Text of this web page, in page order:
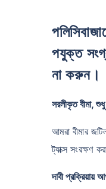
পলিসিবাজারের আইআরডিএ-প্রত্যয়িত বীমা এজেন্টরা পশ্চিমবঙ্গে অবস্থিত এবং আপনাকে সবচেয়ে উ
পযুক্ত
না করুন।
সরলীকৃত বীমা,
আমরা বীমার
ট্যাক্স সংরক্ষণ
দাবী প্রক্রিয়ায়